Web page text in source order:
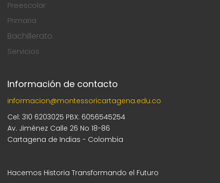
Preescolar
Primaria
Bachillerato
Servicios
Información de contacto
informacion@montessoricartagena.edu.co
Cel: 310 6203025 PBX: 6056545254
Av. Jiménez Calle 26 No 18-86
Cartagena de Indias - Colombia
Hacemos Historia Transformando el Futuro